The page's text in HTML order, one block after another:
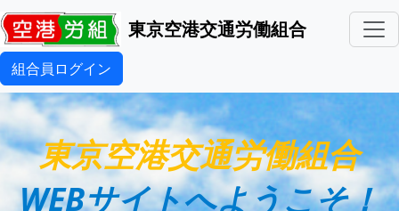
東京空港交通労働組合
組合員ログイン
東京空港交通労働組合
WEBサイトへようこそ！